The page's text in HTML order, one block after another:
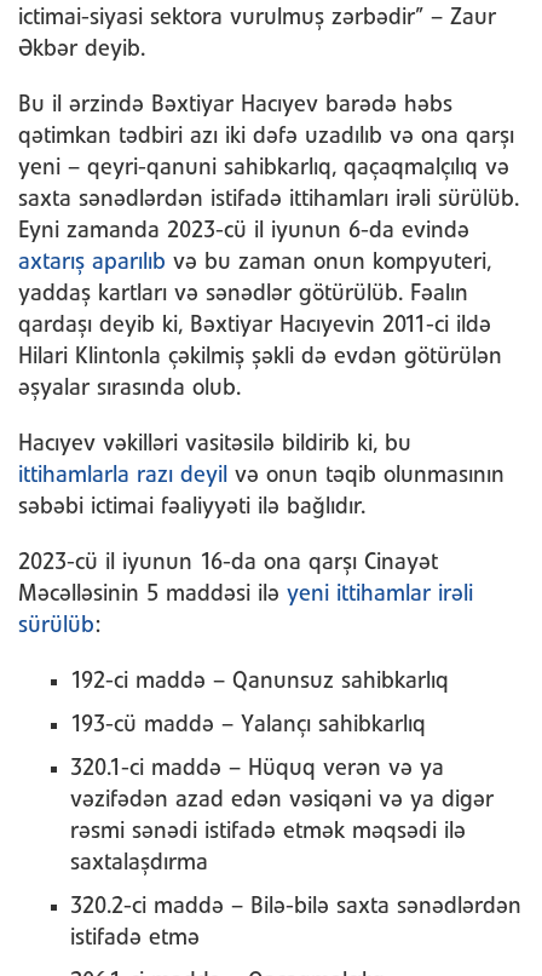
ictimai-siyasi sektora vurulmuş zərbədir” – Zaur
Əkbər deyib.
Bu il ərzində Bəxtiyar Hacıyev barədə həbs
qətimkan tədbiri azı iki dəfə uzadılıb və ona qarşı
yeni – qeyri-qanuni sahibkarlıq, qaçaqmalçılıq və
saxta sənədlərdən istifadə ittihamları irəli sürülüb.
Eyni zamanda 2023-cü il iyunun 6-da evində
axtarış aparılıb və bu zaman onun kompyuteri,
yaddaş kartları və sənədlər götürülüb. Fəalın
qardaşı deyib ki, Bəxtiyar Hacıyevin 2011-ci ildə
Hilari Klintonla çəkilmiş şəkli də evdən götürülən
əşyalar sırasında olub.
Hacıyev vəkilləri vasitəsilə bildirib ki, bu
ittihamlarla razı deyil və onun təqib olunmasının
səbəbi ictimai fəaliyyəti ilə bağlıdır.
2023-cü il iyunun 16-da ona qarşı Cinayət
Məcəlləsinin 5 maddəsi ilə yeni ittihamlar irəli
sürülüb:
192-ci maddə – Qanunsuz sahibkarlıq
193-cü maddə – Yalançı sahibkarlıq
320.1-ci maddə – Hüquq verən və ya
vəzifədən azad edən vəsiqəni və ya digər
rəsmi sənədi istifadə etmək məqsədi ilə
saxtalaşdırma
320.2-ci maddə – Bilə-bilə saxta sənədlərdən
istifadə etmə